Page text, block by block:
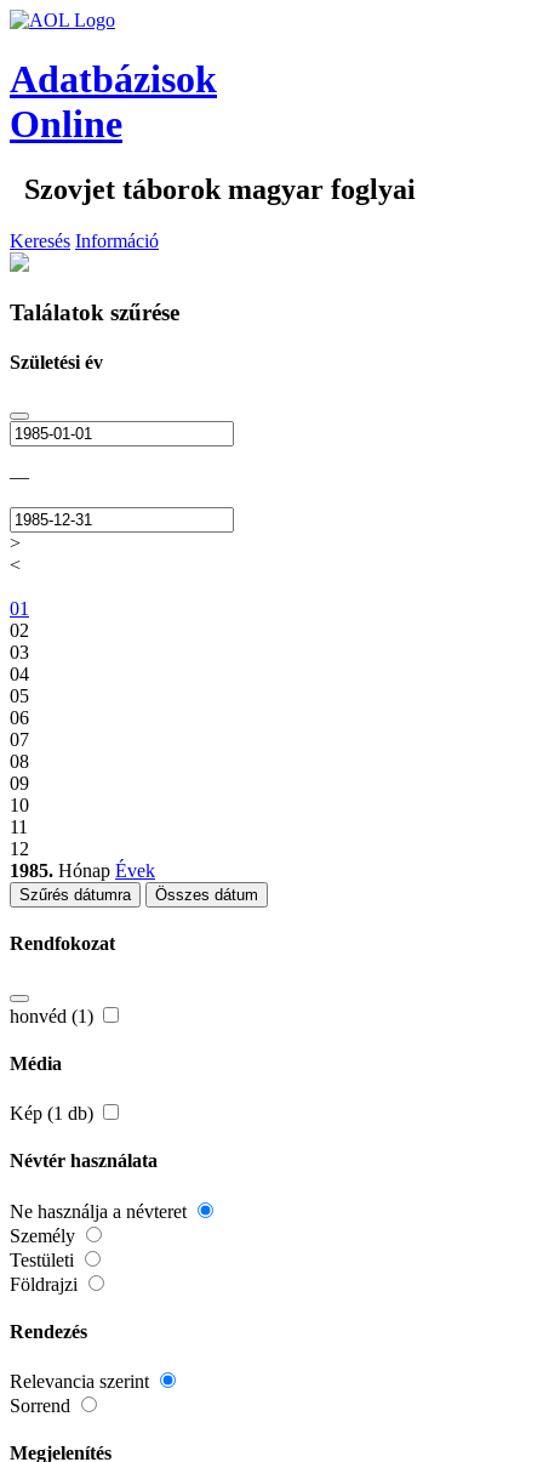
Adatbázisok
Online
Szovjet táborok magyar foglyai
Keresés Információ
Találatok szűrése
Születési év
—
>
<
01
02
03
04
05
06
07
08
09
10
11
12
1985. Hónap Évek
Szűrés dátumra Összes dátum
Rendfokozat
honvéd (1)
Média
Kép (1 db)
Névtér használata
Ne használja a névteret
Személy
Testületi
Földrajzi
Rendezés
Relevancia szerint
Sorrend
Megjelenítés